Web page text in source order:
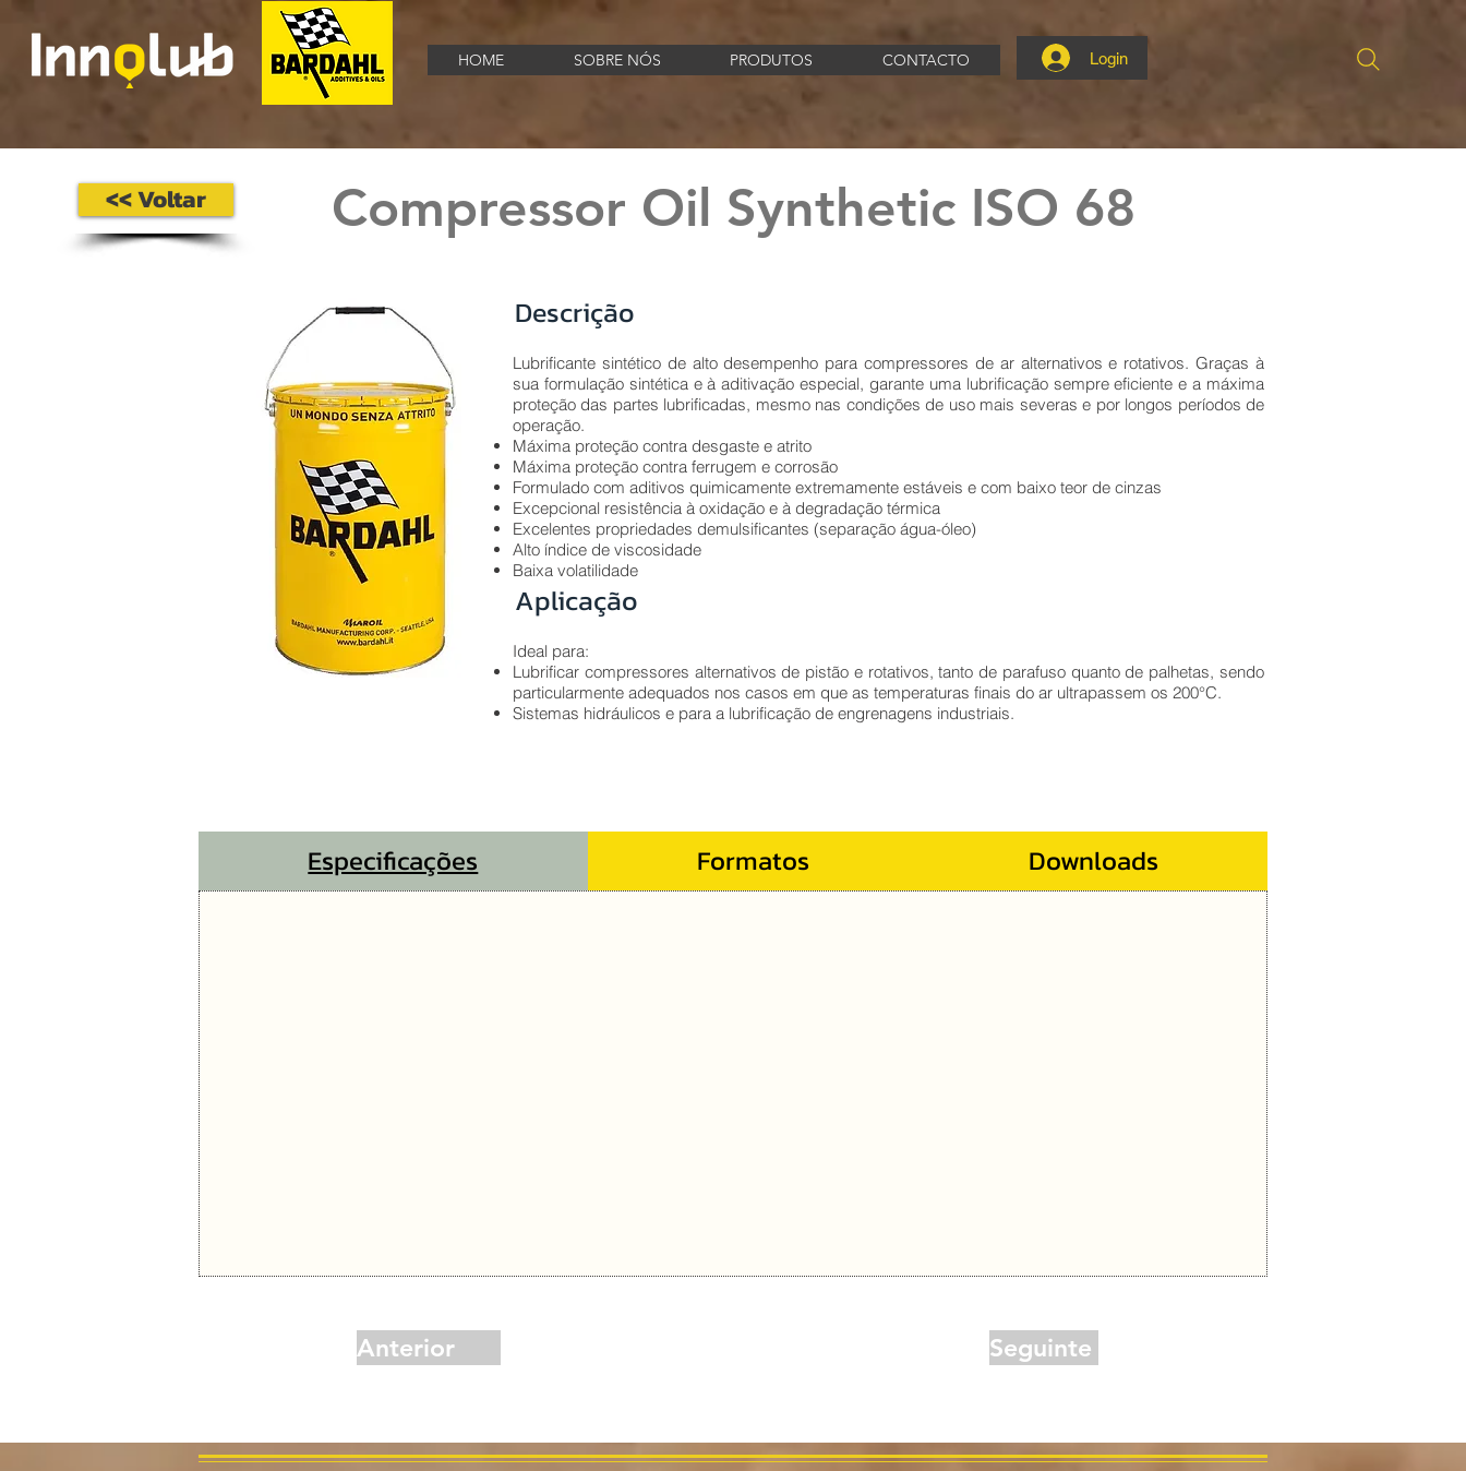
HOME SOBRE NÓS PRODUTOS CONTACTO Login
<< Voltar Compressor Oil Synthetic ISO 68
Descrição
Lubrificante sintético de alto desempenho para compressores de ar alternativos e rotativos. Graças à
sua formulação sintética e à aditivação especial, garante uma lubrificação sempre eficiente e a máxima
proteção das partes lubrificadas, mesmo nas condições de uso mais severas e por longos períodos de
operação.
Máxima proteção contra desgaste e atrito
Máxima proteção contra ferrugem e corrosão
Formulado com aditivos quimicamente extremamente estáveis e com baixo teor de cinzas
Excepcional resistência à oxidação e à degradação térmica
Excelentes propriedades demulsificantes (separação água-óleo)
Alto índice de viscosidade
Baixa volatilidade
Aplicação
Ideal para:
Lubrificar compressores alternativos de pistão e rotativos, tanto de parafuso quanto de palhetas, sendo
particularmente adequados nos casos em que as temperaturas finais do ar ultrapassem os 200°C.
Sistemas hidráulicos e para a lubrificação de engrenagens industriais.
Especificações Formatos Downloads
Anterior Seguinte